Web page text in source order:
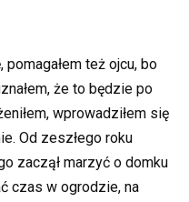
pomagałem też ojcu, bo
że to będzie po
wprowadziłem się
Od zeszłego roku
zaczął marzyć o domku
czas w ogrodzie, na